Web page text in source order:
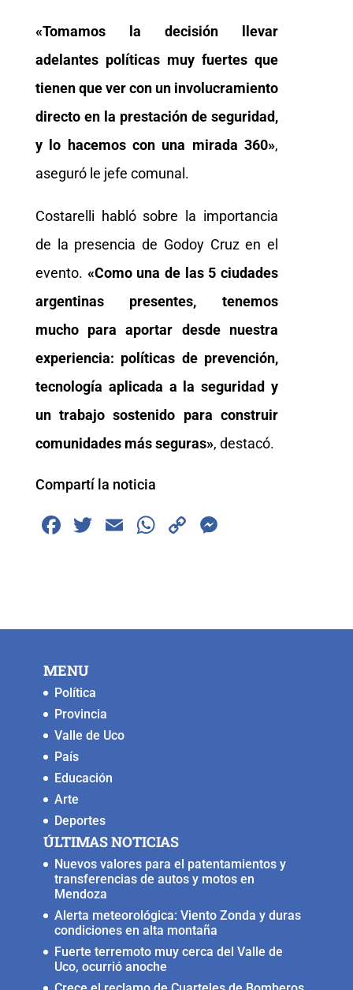
«Tomamos la decisión llevar
adelantes políticas muy fuertes que
tienen que ver con un involucramiento
directo en la prestación de seguridad,
y lo hacemos con una mirada 360»,
aseguró le jefe comunal.
Costarelli habló sobre la importancia
de la presencia de Godoy Cruz en el
evento. «Como una de las 5 ciudades
argentinas presentes, tenemos
mucho para aportar desde nuestra
experiencia: políticas de prevención,
tecnología aplicada a la seguridad y
un trabajo sostenido para construir
comunidades más seguras», destacó.
Compartí la noticia
F
b
o
k
T
E
W
A
C
Li n
MENU
Política
Provincia
Valle de Uco
País
Educación
Arte
Deportes
ÚLTIMAS NOTICIAS
Nuevos valores para el patentamientos y
transferencias de autos y motos en
Mendoza
Alerta meteorológica: Viento Zonda y duras
condiciones en alta montaña
Fuerte terremoto muy cerca del Valle de
Uco, ocurrió anoche